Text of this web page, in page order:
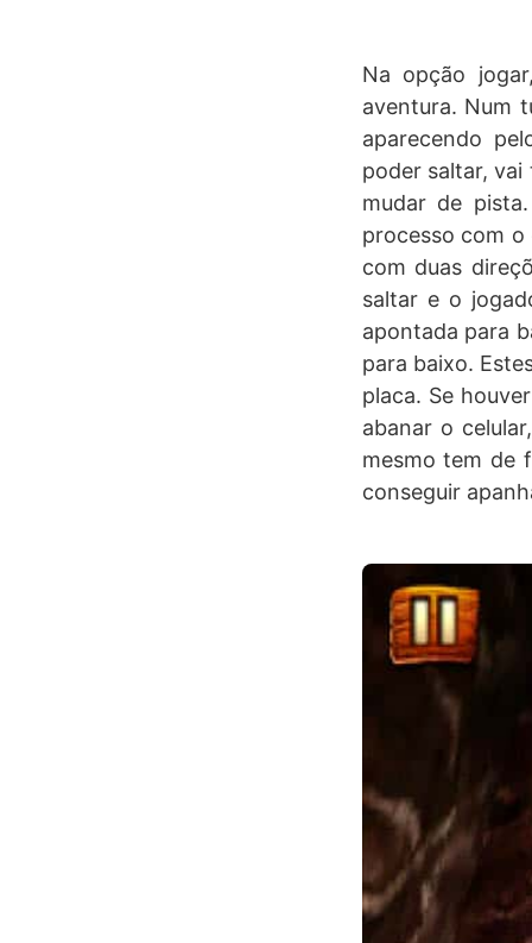
Na opção
aventura. Num
aparecendo
poder saltar,
mudar de
processo com o
com duas
saltar e o
apontada para
para baixo.
placa. Se
abanar o
mesmo tem de
conseguir